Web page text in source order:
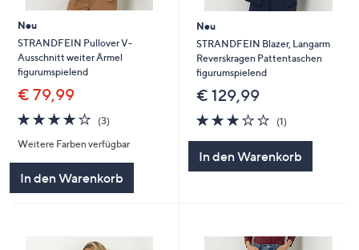
Neu
STRANDFEIN Pullover V-
Ausschnitt weiter Ärmel
figurumspielend
€ 79,99
4.0
von
5
(3)
Weitere Farben verfügbar
In den Warenkorb
Neu
STRANDFEIN Blazer, Langarm
Reverskragen Pattentaschen
figurumspielend
€ 129,99
3.0
von
5
(1)
In den Warenkorb